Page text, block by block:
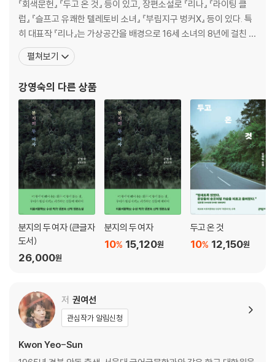
『회색문헌』 『두고 온 것』 등이 있고, 장편소설로 『리나』 『라이팅 클
럽』 『슬프고 유쾌한 텔레토비 소녀』 『부림지구 벙커X』 등이 있다. 특
히 대표작 『리나』는 가상공간을 배경으로 16세 소녀의 8년에 걸친 국
경 넘기 과정을 그린 소설로, 중국 국경지대를 유랑하는 탈북자들의
문제를 우리 문학의 자장 안으로 끌어안은 문제작으로 2006년 제3
웹진 나비(http://nabee
펼쳐보기
강영숙의 다른 상품
분지의 두 여자 (큰글자
도서)
26,000원
분지의 두 여자
15,120원
10%
두고 온 것
12,150원
10%
저 권여선
관심작가 알림신청
Kwon Yeo-Sun